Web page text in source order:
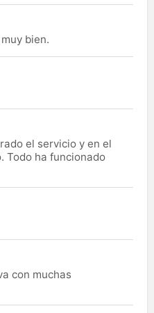
bien.
el servicio y en el
Todo ha funcionado
con muchas